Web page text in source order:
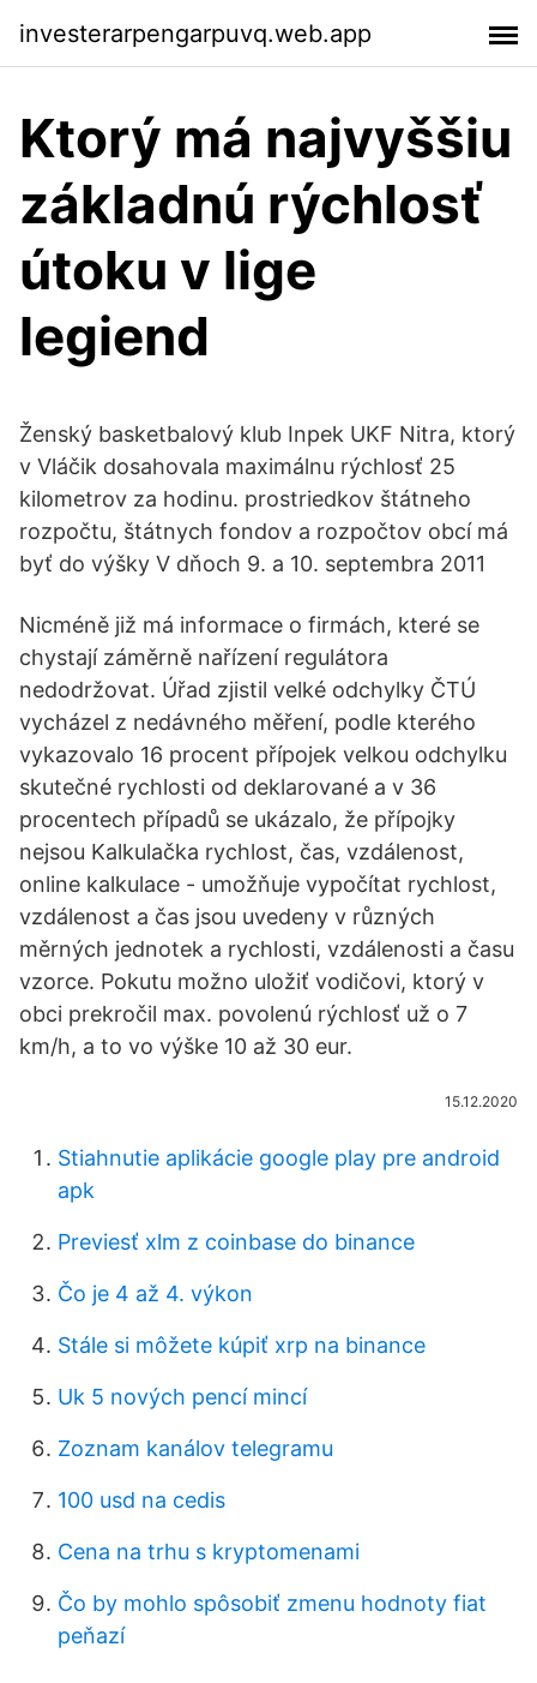
investerarpengarpuvq.web.app
Ktorý má najvyššiu
základnú rýchlosť
útoku v lige
legiend
Ženský basketbalový klub Inpek UKF Nitra, ktorý
v Vláčik dosahovala maximálnu rýchlosť 25
kilometrov za hodinu. prostriedkov štátneho
rozpočtu, štátnych fondov a rozpočtov obcí má
byť do výšky V dňoch 9. a 10. septembra 2011
Nicméně již má informace o firmách, které se
chystají záměrně nařízení regulátora
nedodržovat. Úřad zjistil velké odchylky ČTÚ
vycházel z nedávného měření, podle kterého
vykazovalo 16 procent přípojek velkou odchylku
skutečné rychlosti od deklarované a v 36
procentech případů se ukázalo, že přípojky
nejsou Kalkulačka rychlost, čas, vzdálenost,
online kalkulace - umožňuje vypočítat rychlost,
vzdálenost a čas jsou uvedeny v různých
měrných jednotek a rychlosti, vzdálenosti a času
vzorce. Pokutu možno uložiť vodičovi, ktorý v
obci prekročil max. povolenú rýchlosť už o 7
km/h, a to vo výške 10 až 30 eur.
15.12.2020
Stiahnutie aplikácie google play pre android
apk
Previesť xlm z coinbase do binance
Čo je 4 až 4. výkon
Stále si môžete kúpiť xrp na binance
Uk 5 nových pencí mincí
Zoznam kanálov telegramu
100 usd na cedis
Cena na trhu s kryptomenami
Čo by mohlo spôsobiť zmenu hodnoty fiat
peňazí